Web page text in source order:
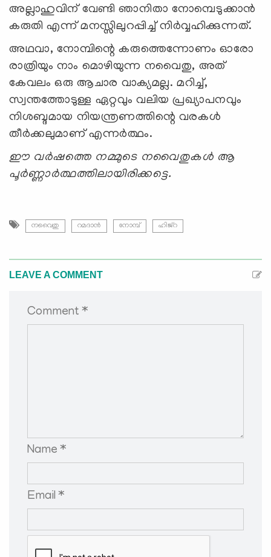
അല്ലാഹുവിന് വേണ്ടി ഞാനിതാ നോമ്പെടുക്കാന്‍
കരുതി എന്ന് മനസ്സിലുറപ്പിച്ച് നിര്‍വ്വഹിക്കുന്നത്.
അഥവാ, നോമ്പിന്റെ കരുത്തെന്നോണം ഓരോ
രാത്രിയും നാം മൊഴിയുന്ന നവൈതു, അത്
കേവലം ഒരു ആചാര വാക്യമല്ല. മറിച്ച്,
സ്വന്തത്തോടുള്ള ഏറ്റവും വലിയ പ്രഖ്യാപനവും
നിശബ്ദമായ നിയന്ത്രണത്തിന്റെ വരകള്‍
തീര്‍ക്കലുമാണ് എന്നര്‍ത്ഥം.
ഈ വര്‍ഷത്തെ നമ്മുടെ നവൈതുകള്‍ ആ
പൂര്‍ണ്ണാര്‍ത്ഥത്തിലായിരിക്കട്ടെ.
നവൈതു റമദാന്‍ നോമ്പ് ഹിജ്റ
LEAVE A COMMENT
Comment *
Name *
Email *